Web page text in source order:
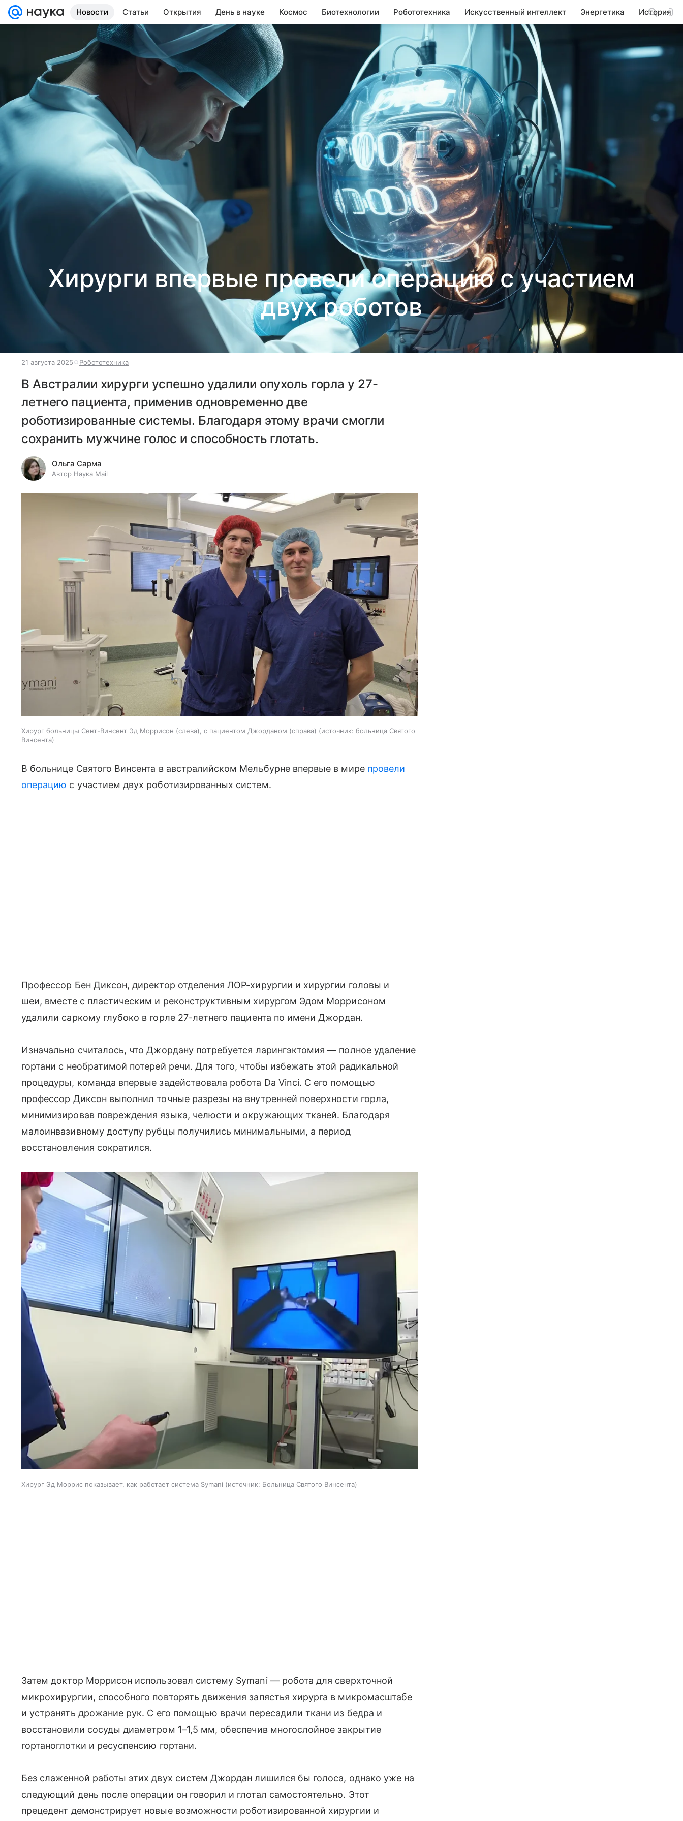
Новости Статьи Открытия День в науке Космос Биотехнологии Робототехника Искусственный интеллект Энергетика История
Хирурги впервые провели операцию с участием
двух роботов
21 августа 2025 Робототехника
В Австралии хирурги успешно удалили опухоль горла у 27-
летнего пациента, применив одновременно две
роботизированные системы. Благодаря этому врачи смогли
сохранить мужчине голос и способность глотать.
Ольга Сарма
Автор Наука Mail
Хирург больницы Сент-Винсент Эд Моррисон (слева), с пациентом Джорданом (справа) источник: больница Святого
Винсента
В больнице Святого Винсента в австралийском Мельбурне впервые в мире провели
операцию с участием двух роботизированных систем.
Профессор Бен Диксон, директор отделения ЛОР-хирургии и хирургии головы и
шеи, вместе с пластическим и реконструктивным хирургом Эдом Моррисоном
удалили саркому глубоко в горле 27-летнего пациента по имени Джордан.
Изначально считалось, что Джордану потребуется ларингэктомия — полное удаление
гортани с необратимой потерей речи. Для того, чтобы избежать этой радикальной
процедуры, команда впервые задействовала робота Da Vinci. С его помощью
профессор Диксон выполнил точные разрезы на внутренней поверхности горла,
минимизировав повреждения языка, челюсти и окружающих тканей. Благодаря
малоинвазивному доступу рубцы получились минимальными, а период
восстановления сократился.
Хирург Эд Моррис показывает, как работает система Symani источник: Больница Святого Винсента
Затем доктор Моррисон использовал систему Symani — робота для сверхточной
микрохирургии, способного повторять движения запястья хирурга в микро­масштабе
и устранять дрожание рук. С его помощью врачи пересадили ткани из бедра и
восстановили сосуды диаметром 1–1,5 мм, обеспечив многослойное закрытие
гортаноглотки и ресуспенсию гортани.
Без слаженной работы этих двух систем Джордан лишился бы голоса, однако уже на
следующий день после операции он говорил и глотал самостоятельно. Этот
прецедент демонстрирует новые возможности роботизированной хирургии и